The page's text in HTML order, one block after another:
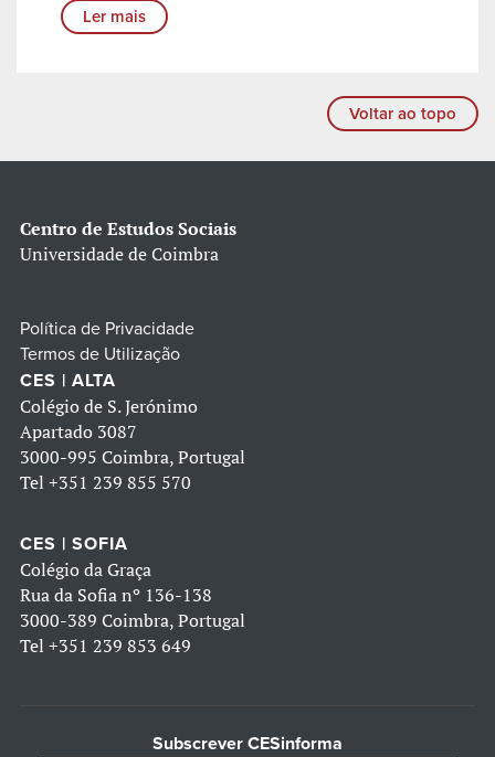
Ler mais
Voltar ao topo
Centro de Estudos Sociais
Universidade de Coimbra
Política de Privacidade
Termos de Utilização
CES | ALTA
Colégio de S. Jerónimo
Apartado 3087
3000-995 Coimbra, Portugal
Tel +351 239 855 570
CES | SOFIA
Colégio da Graça
Rua da Sofia nº 136-138
3000-389 Coimbra, Portugal
Tel +351 239 853 649
Subscrever CESinforma